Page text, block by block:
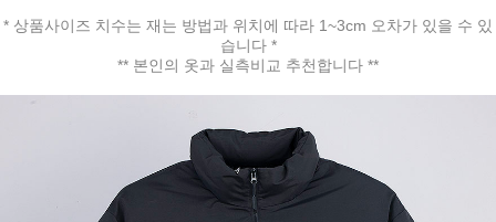
* 상품사이즈 치수는 재는 방법과 위치에 따라 1~3cm 오차가 있을 수 있
습니다 *
** 본인의 옷과 실측비교 추천합니다 **